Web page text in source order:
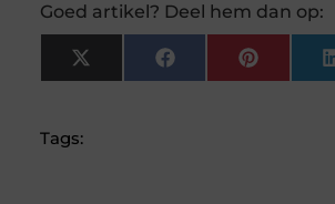
Goed artikel? Deel hem dan op:
X
(Twitter)
FacebookPinterest
Tags: